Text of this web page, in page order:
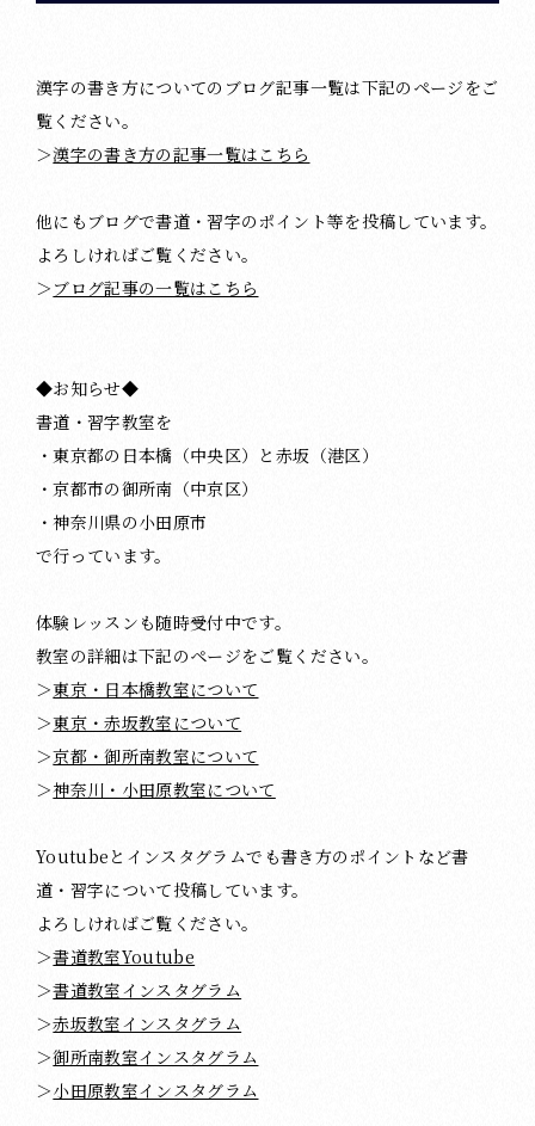
漢字の書き方についてのブログ記事一覧は下記のページをご
覧ください。
＞漢字の書き方の記事一覧はこちら
他にもブログで書道・習字のポイント等を投稿しています。
よろしければご覧ください。
＞ ブログ記事の一覧はこちら
◆お知らせ◆
書道・習字教室を
・東京都の日本橋（中央区）と赤坂（港区）
・京都市の御所南（中京区）
・神奈川県の小田原市
で行っています。
体験レッスンも随時受付中です。
教室の詳細は下記のページをご覧ください。
＞東京・日本橋教室について
＞東京・赤坂教室について
＞京都・御所南教室について
＞神奈川・小田原教室について
Youtubeとインスタグラムでも書き方のポイントなど書
道・習字について投稿しています。
よろしければご覧ください。
＞書道教室Youtube
＞書道教室インスタグラム
＞赤坂教室インスタグラム
＞御所南教室インスタグラム
＞小田原教室インスタグラム